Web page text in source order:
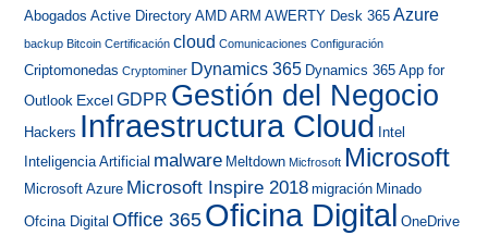
Abogados Active Directory AMD ARM AWERTY Desk 365 Azure
backup Bitcoin Certificación cloud Comunicaciones Configuración
Criptomonedas Cryptominer Dynamics 365 Dynamics 365 App for
Outlook Excel GDPR Gestión del Negocio
Hackers Infraestructura Cloud
Intel
Inteligencia Artificial malware Meltdown Micfrosoft Microsoft
Microsoft Azure Microsoft Inspire 2018 migración Minado
Ofcina Digital Office 365 Oficina Digital OneDrive